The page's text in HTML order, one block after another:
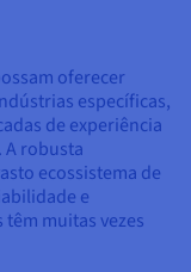
oferecer
específicas,
de experiência
A robusta
ecossistema de
e
muitas vezes